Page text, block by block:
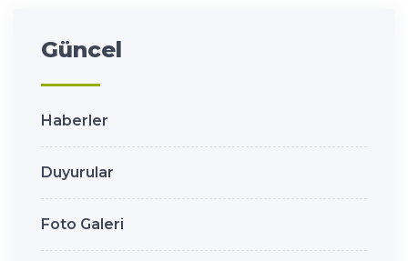
Güncel
Haberler
Duyurular
Foto Galeri